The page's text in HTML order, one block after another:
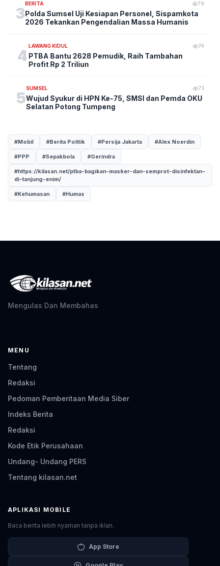
3
BERITA 79
Polda Sumsel Uji Kesiapan Personel, Sispamkota
2026 Tekankan Pengendalian Massa Humanis
4
LAWANG KIDUL 74
PTBA Bantu 2628 Pemudik, Raih Tambahan
Profit Rp 2 Triliun
5
SUMSEL 73
Wujud Syukur di HPN Ke-75, SMSI dan Pemda OKU
Selatan Potong Tumpeng
#Mobil #Berita Politik #Persija Jakarta #Alex Noerdin
#PPP #Sepakbola #Gerindra
#https://kilasan.net/ptba-bagikan-masker-dan-semprot-disinfektan-
di-tanjung-enim/
#Kehumasan #Humas
Mengulas Dan Membahas
MENU
Tentang
Redaksi
Pedoman Pemberitaan Media Siber
Indeks Berita
Redaksi
Kode Etik Perusahaan
Undang- Undang PERS
Tentang kilasan.net
APLIKASI MOBILE
Baca berita lebih nyaman tanpa iklan.
App Store